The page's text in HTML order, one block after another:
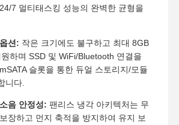
7 멀티태스킹 성능의 완벽한 균형을
션: 작은 크기에도 불구하고 최대 8GB
하며 SSD 및 WiFi/Bluetooth 연결을
슬롯을 통한 듀얼 스토리지/모듈
니다.
음 안정성: 팬리스 냉각 아키텍처는 무
장하고 먼지 축적을 방지하여 유지 보